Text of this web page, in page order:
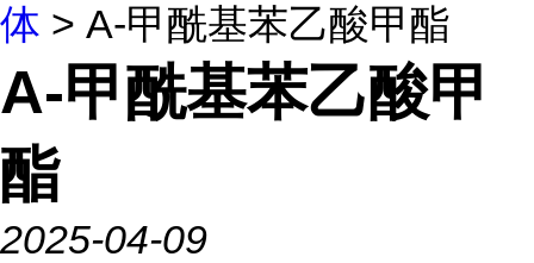
体 > Α-甲酰基苯乙酸甲酯
Α-甲酰基苯乙酸甲
酯
2025-04-09